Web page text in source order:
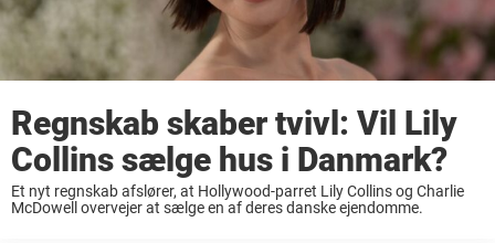
Regnskab skaber tvivl: Vil Lily
Collins sælge hus i Danmark?
Et nyt regnskab afslører, at Hollywood-parret Lily Collins og Charlie
McDowell overvejer at sælge en af deres danske ejendomme.